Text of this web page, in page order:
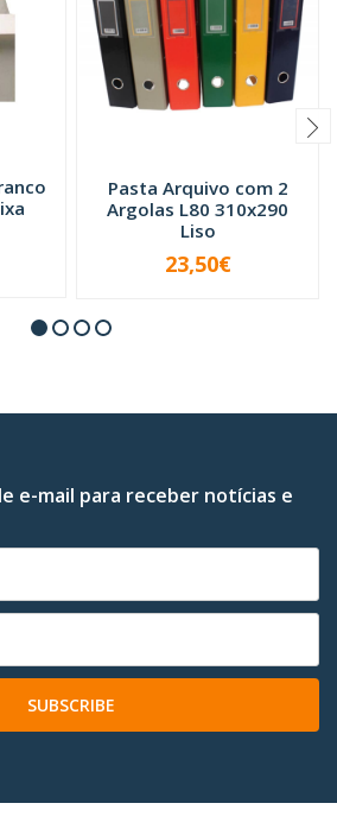
Pasta Arquivo com 2
Argolas L80 310x290
Liso
VER OPÇÕES
23,50€
e-mail para receber notícias e
SUBSCRIBE